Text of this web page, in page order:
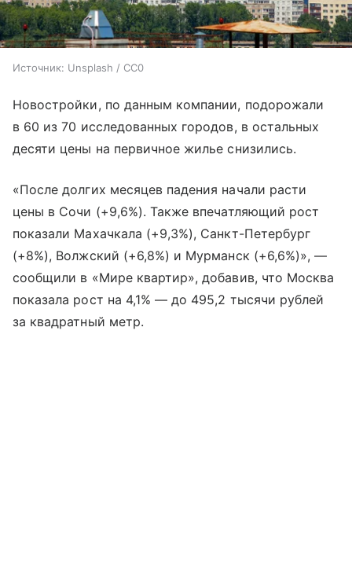
Источник: Unsplash / CC0
Новостройки, по данным компании, подорожали
в 60 из 70 исследованных городов, в остальных
десяти цены на первичное жилье снизились.
«После долгих месяцев падения начали расти
цены в Сочи (+9,6%). Также впечатляющий рост
показали Махачкала (+9,3%), Санкт-Петербург
(+8%), Волжский (+6,8%) и Мурманск (+6,6%)», —
сообщили в «Мире квартир», добавив, что Москва
показала рост на 4,1% — до 495,2 тысячи рублей
за квадратный метр.